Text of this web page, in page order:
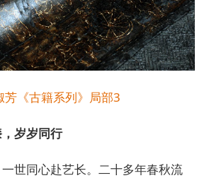
芳《古籍系列》局部3
岁岁同行
世同心赴艺长。二十多年春秋流